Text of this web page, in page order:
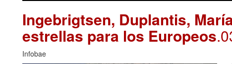
Ingebrigtsen, Duplantis,
estrellas para los Europeos
Infobae